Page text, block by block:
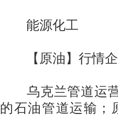
能源化工
【原油】行情企
乌克兰管道运营
的石油管道运输；